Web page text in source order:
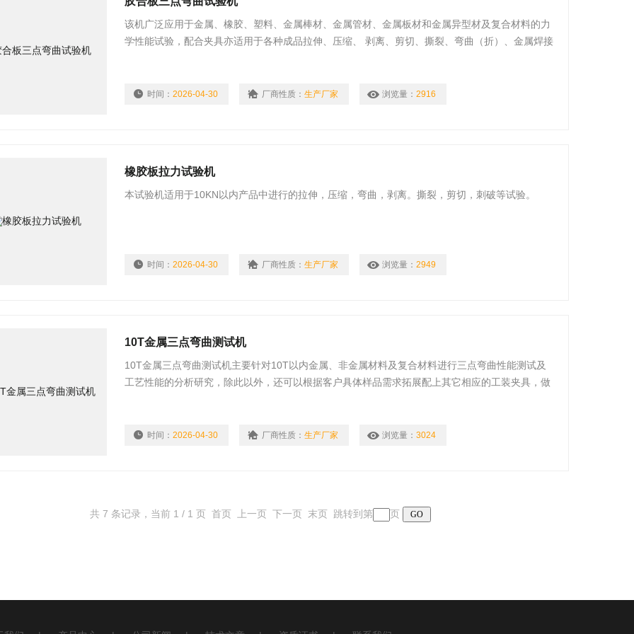
该机广泛应用于金属、橡胶、塑料、金属棒材、金属管材、金属板材和金属异型材及复合材料的力
学性能试验，配合夹具亦适用于各种成品拉伸、压缩、 剥离、剪切、撕裂、弯曲（折）、金属焊接
时间：2026-04-30 厂商性质：生产厂家 浏览量：2916
橡胶板拉力试验机
本试验机适用于10KN以内产品中进行的拉伸，压缩，弯曲，剥离。撕裂，剪切，刺破等试验。
时间：2026-04-30 厂商性质：生产厂家 浏览量：2949
10T金属三点弯曲测试机
10T金属三点弯曲测试机主要针对10T以内金属、非金属材料及复合材料进行三点弯曲性能测试及
工艺性能的分析研究，除此以外，还可以根据客户具体样品需求拓展配上其它相应的工装夹具，做
时间：2026-04-30 厂商性质：生产厂家 浏览量：3024
共 7 条记录，当前 1 / 1 页 首页 上一页 下一页 末页 跳转到第 页